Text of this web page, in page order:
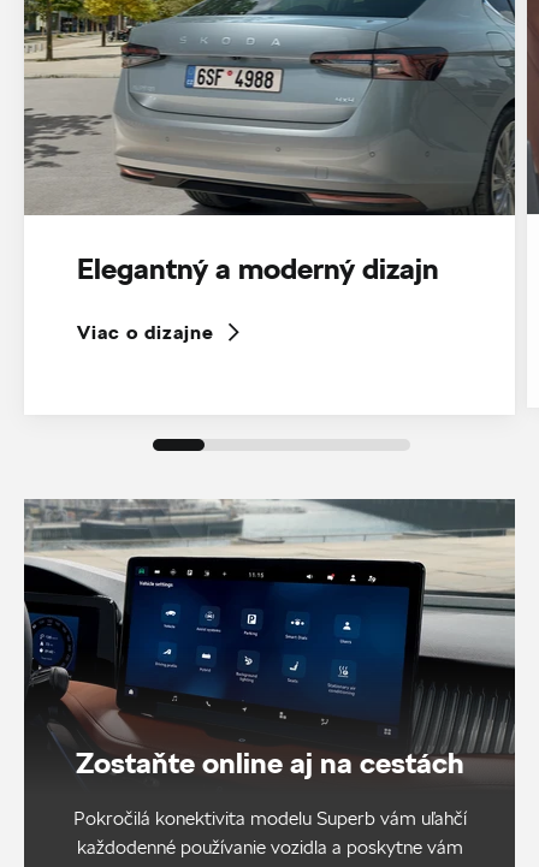
Elegantný a moderný dizajn
Viac o dizajne
Zostaňte online aj na cestách
Pokročilá konektivita modelu Superb vám uľahčí
každodenné používanie vozidla a poskytne vám